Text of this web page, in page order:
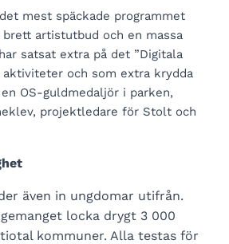
mest späckade programmet
artistutbud och en massa
satsat extra på det ”Digitala
och som extra krydda
OS-guldmedaljör i parken,
projektledare för Stolt och
även in ungdomar utifrån.
locka drygt 3 000
kommuner. Alla testas för